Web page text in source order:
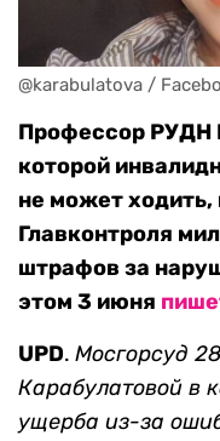
@karabulatova /
Профессор РУДН
которой
не может ходить,
Главконтроля
штрафов за
этом 3 июня
UPD. Мосгорсуд
Карабулатовой в
ущерба из-за